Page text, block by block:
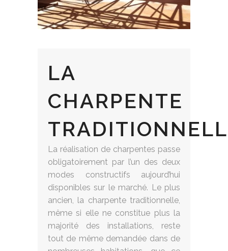
LA
CHARPENTE
La réalisation de charpentes passe
obligatoirement par l’un des deux
modes constructifs aujourd’hui
disponibles sur le marché. Le plus
ancien, la charpente traditionnelle,
même si elle ne constitue plus la
majorité des installations, reste
tout de même demandée dans de